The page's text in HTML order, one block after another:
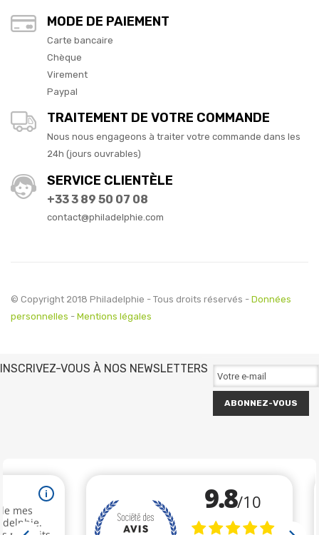
MODE DE PAIEMENT
Carte bancaire
Chèque
Virement
Paypal
TRAITEMENT DE VOTRE COMMANDE
Nous nous engageons à traiter votre commande dans les
24h (jours ouvrables)
SERVICE CLIENTÈLE
+33 3 89 50 07 08
contact@philadelphie.com
© Copyright 2018 Philadelphie - Tous droits réservés - Données
personnelles - Mentions légales
INSCRIVEZ-VOUS À NOS NEWSLETTERS
ABONNEZ-VOUS